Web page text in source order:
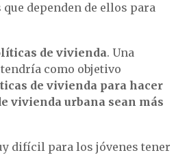
dependen de ellos para
de vivienda. Una
como objetivo
de vivienda para hacer
vivienda urbana sean más
difícil para los jóvenes tener